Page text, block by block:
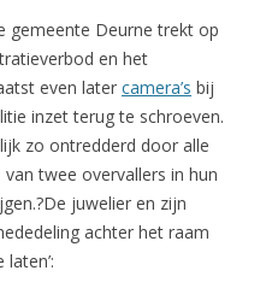
gemeente Deurne trekt op
en het
even later camera’s bij
inzet terug te schroeven.
zo ontredderd door alle
twee overvallers in hun
juwelier en zijn
achter het raam